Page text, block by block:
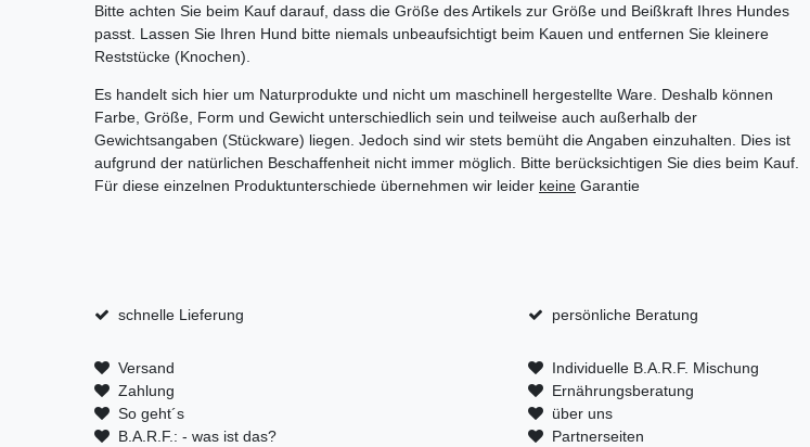
Bitte achten Sie beim Kauf darauf, dass die Größe des Artikels zur Größe und Beißkraft Ihres Hundes
passt. Lassen Sie Ihren Hund bitte niemals unbeaufsichtigt beim Kauen und entfernen Sie kleinere
Reststücke (Knochen).
Es handelt sich hier um Naturprodukte und nicht um maschinell hergestellte Ware. Deshalb können
Farbe, Größe, Form und Gewicht unterschiedlich sein und teilweise auch außerhalb der
Gewichtsangaben (Stückware) liegen. Jedoch sind wir stets bemüht die Angaben einzuhalten. Dies ist
aufgrund der natürlichen Beschaffenheit nicht immer möglich. Bitte berücksichtigen Sie dies beim Kauf.
Für diese einzelnen Produktunterschiede übernehmen wir leider keine Garantie
schnelle Lieferung persönliche Beratung
Versand
Zahlung
So geht´s
B.A.R.F.: - was ist das?
Individuelle B.A.R.F. Mischung
Ernährungsberatung
über uns
Partnerseiten